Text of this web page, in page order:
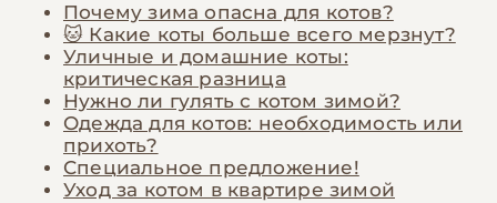
Почему зима опасна для котов?
🐱 Какие коты больше всего мерзнут?
Уличные и домашние коты:
критическая разница
Нужно ли гулять с котом зимой?
Одежда для котов: необходимость или
прихоть?
Специальное предложение!
Уход за котом в квартире зимой